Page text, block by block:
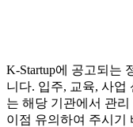
K-Startup에 공고되는
니다. 입주, 교육, 사업
는 해당 기관에서 관리
이점 유의하여 주시기